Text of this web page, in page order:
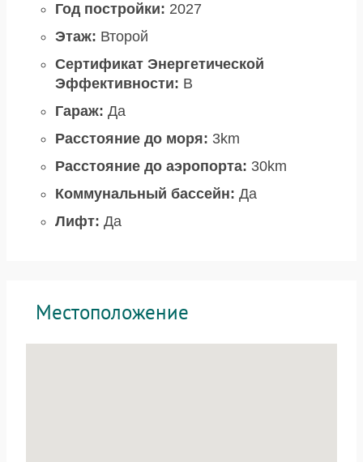
Год постройки: 2027
Этаж: Второй
Сертификат Энергетической
Эффективности: B
Гараж: Да
Расстояние до моря: 3km
Расстояние до аэропорта: 30km
Коммунальный бассейн: Да
Лифт: Да
Местоположение